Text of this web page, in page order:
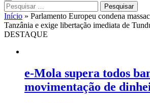
Pesquisar
por:
Início » Parlamento Europeu condena
Tanzânia e exige libertação imediata de
DESTAQUE
e-Mola supera todos
movimentação de